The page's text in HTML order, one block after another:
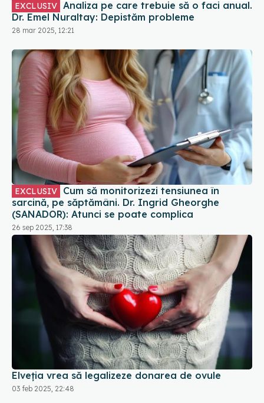
EXCLUSIV
Dr. Emel Nuraltay: Depistăm probleme
28 mar 2025, 12:21
EXCLUSIV
sarcină, pe săptămâni. Dr. Ingrid Gheorghe
(SANADOR): Atunci se poate complica
26 sep 2025, 17:38
Elveţia vrea să legalizeze donarea de ovule
03 feb 2025, 22:48